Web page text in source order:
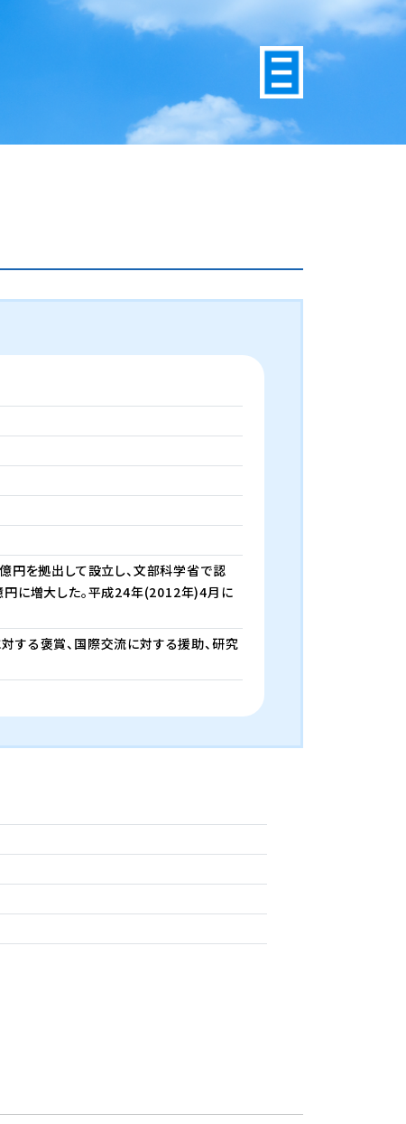
円を拠出して設立し、文部科学省で認
に増大した。平成24年(2012年)4月に
する褒賞、国際交流に対する援助、研究